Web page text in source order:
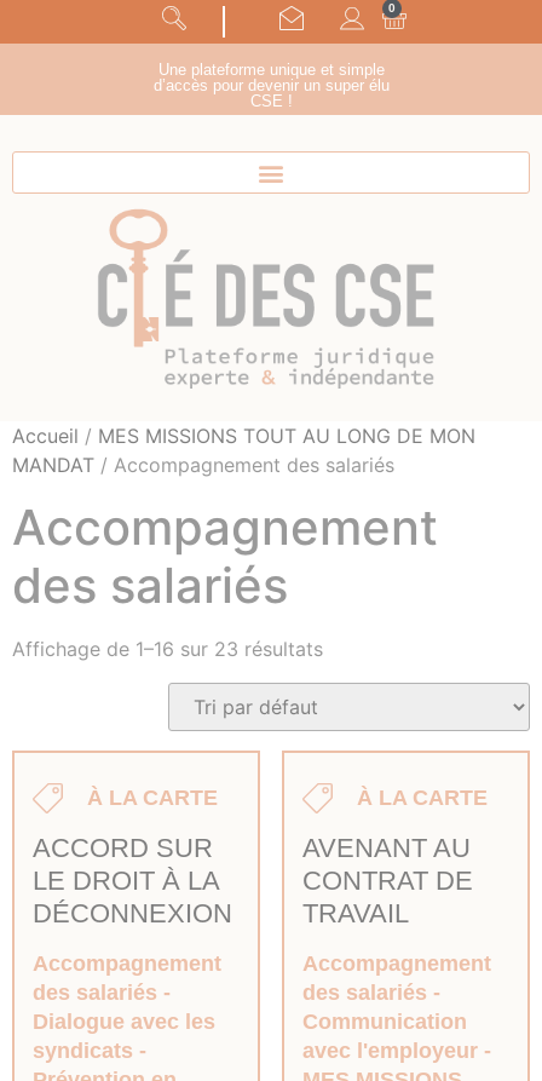
Panneau de gestion des cookies
suivez-nous !
Une plateforme unique et simple
d’accès pour devenir un super élu
CSE !
0
Accueil / MES MISSIONS TOUT AU LONG DE MON
MANDAT / Accompagnement des salariés
Accompagnement
des salariés
Affichage de 1–16 sur 23 résultats
À LA CARTE
ACCORD SUR
LE DROIT À LA
DÉCONNEXION
Accompagnement
des salariés
Dialogue avec les
syndicats
À LA CARTE
AVENANT AU
CONTRAT DE
TRAVAIL
Accompagnement
des salariés
Communication
avec l'employeur